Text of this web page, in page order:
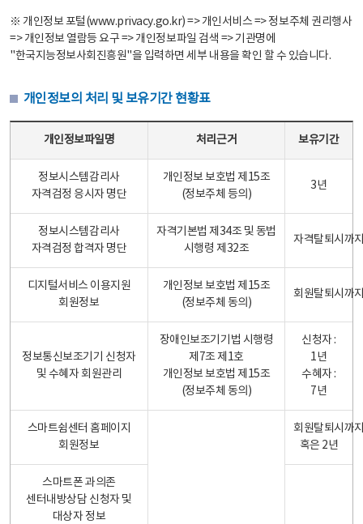
※ 개인정보 포털(www.privacy.go.kr) => 개인서비스 => 정보주체 권리행사
=> 개인정보 열람등 요구 => 개인정보파일 검색 => 기관명에
"한국지능정보사회진흥원"을 입력하면 세부 내용을 확인 할 수 있습니다.
개인정보의 처리 및 보유기간 현황표
개인정보파일명 처리근거 보유기간
정보시스템감리사
자격검정 응시자 명단
개인정보 보호법 제15조
(정보주체 등의)
3년
정보시스템감리사
자격검정 합격자 명단
자격기본법 제34조 및 동법
시행령 제32조
자격탈퇴시까
디지털서비스 이용지원
회원정보
개인정보 보호법 제15조
(정보주체 동의)
회원탈퇴시까
정보통신보조기기 신청자
및 수혜자 회원관리
장애인보조기기법 시행령
제7조 제1호
개인정보 보호법 제15조
(정보주체 동의)
신청자 :
1년
수혜자 :
7년
스마트쉼센터 홈페이지
회원정보
회원탈퇴시까
혹은 2년
스마트폰 과의존
센터내방상담 신청자 및
대상자 정보